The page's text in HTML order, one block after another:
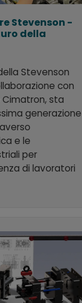
Stevenson -
della
Stevenson
con
Cimatron, sta
generazione
e le
per
di lavoratori